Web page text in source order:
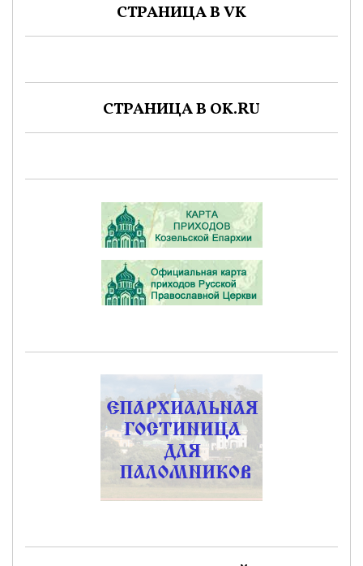
СТРАНИЦА В VK
СТРАНИЦА В OK.RU